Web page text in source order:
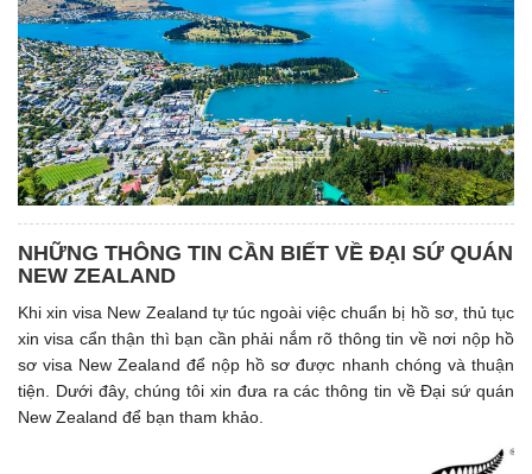
NHỮNG THÔNG TIN CẦN BIẾT VỀ ĐẠI SỨ QUÁN
NEW ZEALAND
Khi xin visa New Zealand tự túc ngoài việc chuẩn bị hồ sơ, thủ tục
xin visa cẩn thận thì bạn cần phải nắm rõ thông tin về nơi nộp hồ
sơ visa New Zealand để nộp hồ sơ được nhanh chóng và thuận
tiện. Dưới đây, chúng tôi xin đưa ra các thông tin về Đại sứ quán
New Zealand để bạn tham khảo.